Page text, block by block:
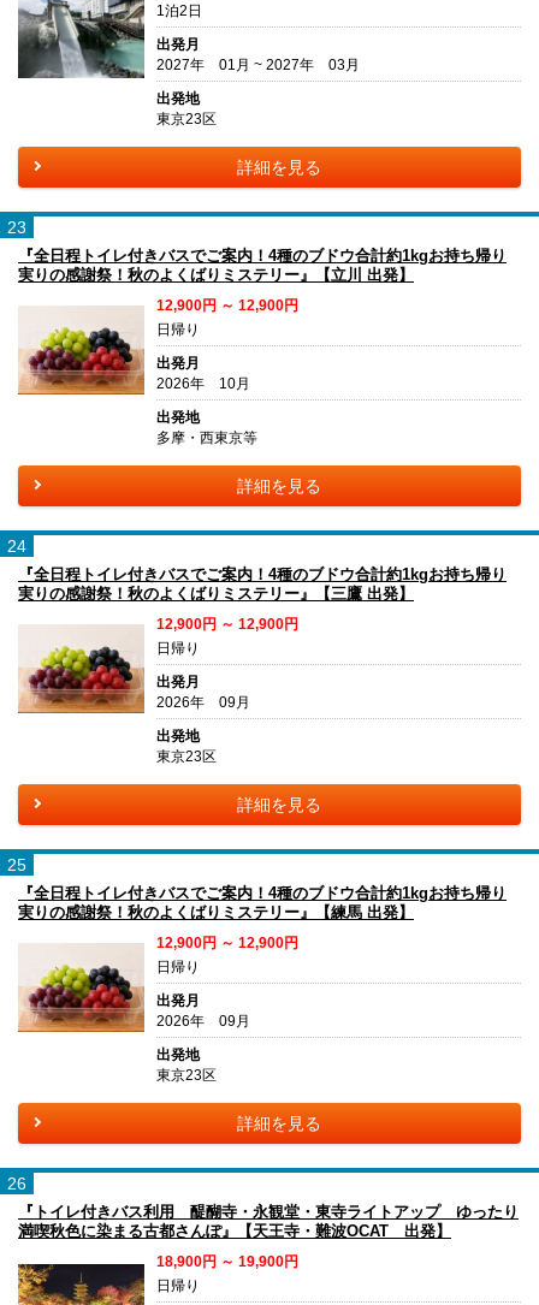
1泊2日
出発月
2027年 01月 ~ 2027年 03月
出発地
東京23区
詳細を見る
23
『全日程トイレ付きバスでご案内！4種のブドウ合計約1kgお持ち帰り
実りの感謝祭！秋のよくばりミステリー』【立川 出発】
12,900円 ～ 12,900円
日帰り
出発月
2026年 10月
出発地
多摩・西東京等
詳細を見る
24
『全日程トイレ付きバスでご案内！4種のブドウ合計約1kgお持ち帰り
実りの感謝祭！秋のよくばりミステリー』【三鷹 出発】
12,900円 ～ 12,900円
日帰り
出発月
2026年 09月
出発地
東京23区
詳細を見る
25
『全日程トイレ付きバスでご案内！4種のブドウ合計約1kgお持ち帰り
実りの感謝祭！秋のよくばりミステリー』【練馬 出発】
12,900円 ～ 12,900円
日帰り
出発月
2026年 09月
出発地
東京23区
詳細を見る
26
『トイレ付きバス利用 醍醐寺・永観堂・東寺ライトアップ ゆったり
満喫秋色に染まる古都さんぽ』【天王寺・難波OCAT 出発】
18,900円 ～ 19,900円
日帰り